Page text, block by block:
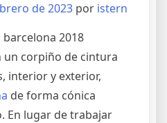
de 2023 por istern
un corpiño de cintura
interior y exterior,
de forma cónica
En lugar de trabajar